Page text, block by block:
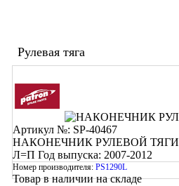
Рулевая тяга
Артикул №: SP-40467
НАКОНЕЧНИК РУЛЕВОЙ ТЯГИ
Л=П Год выпуска: 2007-2012
Номер производителя: PS1290L
Товар в наличии на складе